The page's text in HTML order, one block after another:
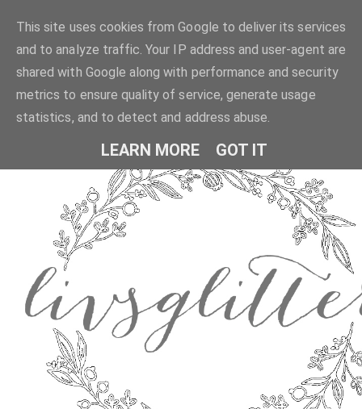
This site uses cookies from Google to deliver its services
and to analyze traffic. Your IP address and user-agent are
shared with Google along with performance and security
metrics to ensure quality of service, generate usage
statistics, and to detect and address abuse.
LEARN MORE GOT IT